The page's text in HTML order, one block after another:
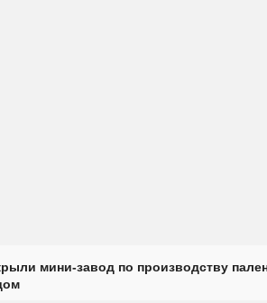
мини-завод по производству